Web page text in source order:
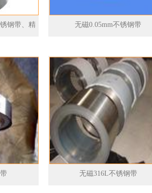
钢带、精 无磁0.05mm不锈钢带
无磁316L不锈钢带